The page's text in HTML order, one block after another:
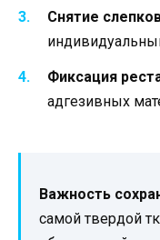
Снятие
Фиксация
адгезивных
Важность
самой твердой